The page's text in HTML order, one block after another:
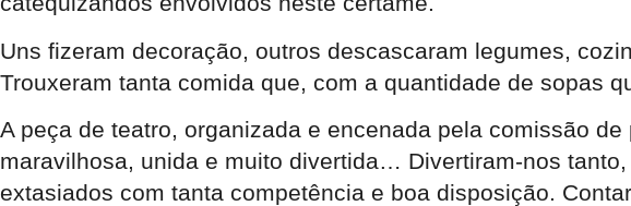
Uns fizeram decoração, outros descascaram legumes,
Trouxeram tanta comida que, com a quantidade de sopas
A peça de teatro, organizada e encenada pela comissão
maravilhosa, unida e muito divertida… Divertiram-nos
extasiados com tanta competência e boa disposição.